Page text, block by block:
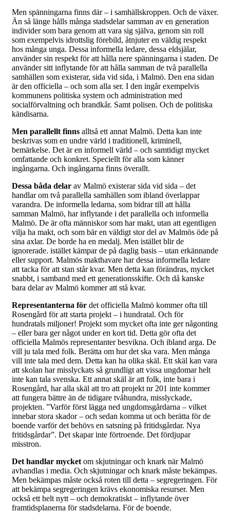
Men spänningarna finns där – i samhällskroppen. Och de växer.
Än så länge hålls många stadsdelar samman av en generation
individer som bara genom att vara sig själva, genom sin roll
som exempelvis idrottslig förebild, åtnjuter en väldig respekt
hos många unga. Dessa informella ledare, dessa eldsjälar,
använder sin respekt för att hålla nere spänningarna i staden. De
använder sitt inflytande för att hålla samman de två parallella
samhällen som existerar, sida vid sida, i Malmö. Den ena sidan
är den officiella – och som alla ser. I den ingår exempelvis
kommunens politiska system och administration med
socialförvaltning och brandkår. Samt polisen. Och de politiska
kändisarna.
Men parallellt finns alltså ett annat Malmö. Detta kan inte
beskrivas som en undre värld i traditionell, kriminell,
bemärkelse. Det är en informell värld – och samtidigt mycket
omfattande och konkret. Speciellt för alla som känner
ingångarna. Och ingångarna finns överallt.
Dessa båda delar av Malmö existerar sida vid sida – det
handlar om två parallella samhällen som ibland överlappar
varandra. De informella ledarna, som bidrar till att hålla
samman Malmö, har inflytande i det parallella och informella
Malmö. De är ofta människor som har makt, utan att egentligen
vilja ha makt, och som bär en väldigt stor del av Malmös öde på
sina axlar. De borde ha en medalj. Men istället blir de
ignorerade. istället kämpar de på daglig basis – utan erkännande
eller support. Malmös makthavare har dessa informella ledare
att tacka för att stan står kvar. Men detta kan förändras, mycket
snabbt, i samband med ett generationsskifte. Och då kanske
bara delar av Malmö kommer att stå kvar.
Representanterna för det officiella Malmö kommer ofta till
Rosengård för att starta projekt – i hundratal. Och för
hundratals miljoner! Projekt som mycket ofta inte ger någonting
– eller bara ger något under en kort tid. Detta gör ofta det
officiella Malmös representanter besvikna. Och ibland arga. De
vill ju tala med folk. Berätta om hur det ska vara. Men många
vill inte tala med dem. Detta kan ha olika skäl. Ett skäl kan vara
att skolan har misslyckats så grundligt att vissa ungdomar helt
inte kan tala svenska. Ett annat skäl är att folk, inte bara i
Rosengård, har alla skäl att tro att projekt nr 201 inte kommer
att fungera bättre än de tidigare tvåhundra, misslyckade,
projekten. ”Varför först lägga ned ungdomsgårdarna – vilket
innebar stora skador – och sedan komma ut och berätta för de
boende varför det behövs en satsning på fritidsgårdar. Nya
fritidsgårdar”. Det skapar inte förtroende. Det fördjupar
misstron.
Det handlar mycket om skjutningar och knark när Malmö
avhandlas i media. Och skjutningar och knark måste bekämpas.
Men bekämpas måste också roten till detta – segregeringen. För
att bekämpa segregeringen krävs ekonomiska resurser. Men
också ett helt nytt – och demokratiskt – inflytande över
framtidsplanerna för stadsdelarna. För de boende.